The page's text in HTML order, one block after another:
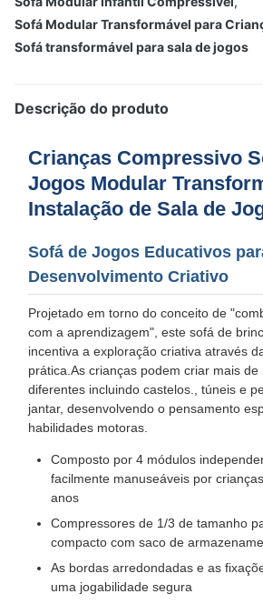
Sofá Modular Transformável para
Sofá transformável para sala de jogos
Descrição do produto
Crianças Compressivo
Jogos Modular
Instalação de Sala de
Sofá de Jogos Educativos
Desenvolvimento Criativo
Projetado em torno do conceito de
com a aprendizagem", este sofá de
incentiva a exploração criativa através
prática.As crianças podem criar mais
diferentes incluindo castelos., túneis e
jantar, desenvolvendo o pensamento
habilidades motoras.
Composto por 4 módulos
facilmente manuseáveis por
anos
Compressores de 1/3 de tamanho
compacto com saco de
As bordas arredondadas e as
uma jogabilidade segura